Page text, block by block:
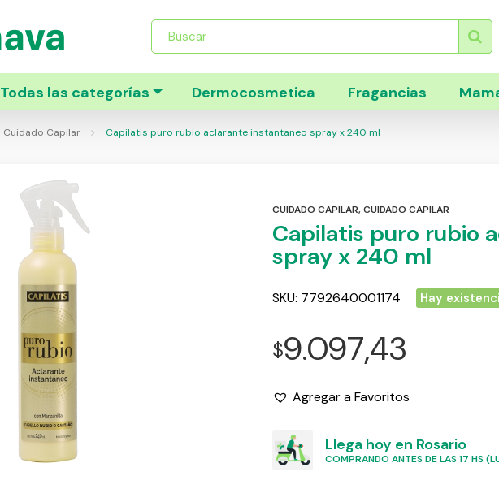
Búsqueda
productos
Todas las categorías Dermocosmetica Fragancias
Cuidado Capilar Capilatis puro rubio aclarante instantaneo spray x 240 ml
CUIDADO CAPILAR,CUIDADO CAPILAR
Capilatis puro rubio
spray x 240 ml
SKU: 7792640001174 Hay
$9.097,43
Agregar a Favoritos
Llega hoy en Rosario
COMPRANDO ANTES DE LAS 17 HS